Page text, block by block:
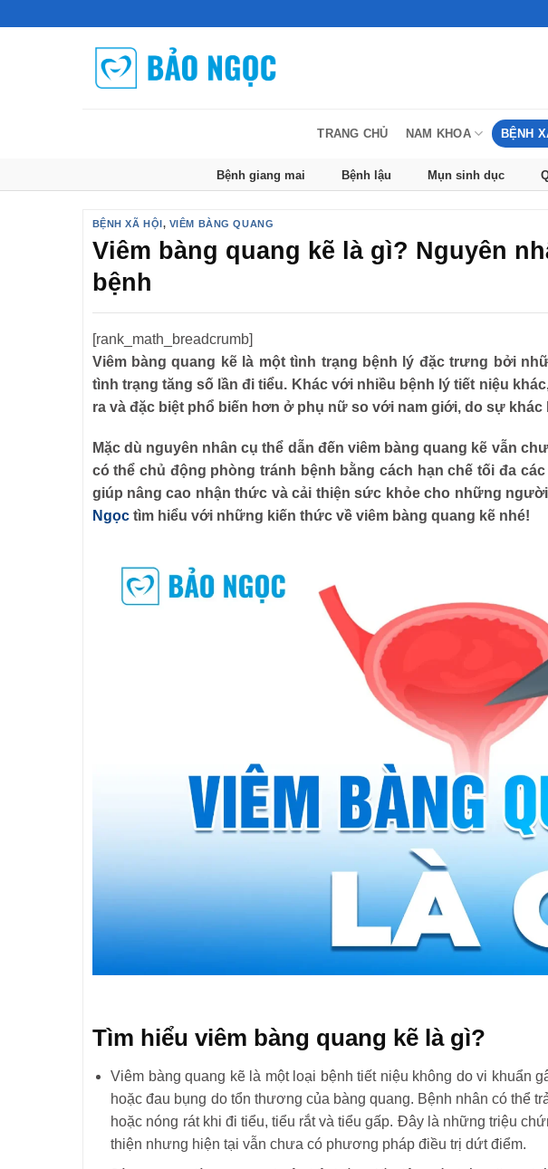
TRANG CHỦ NAM KHOA BỆNH
Bệnh giang mai Bệnh lậu Mụn sinh dục
BỆNH XÃ HỘI, VIÊM BÀNG QUANG
Viêm bàng quang kẽ là gì? Nguyên
bệnh
[rank_math_breadcrumb]
Viêm bàng quang kẽ là một tình trạng bệnh lý đặc trưng bởi
tình trạng tăng số lần đi tiểu. Khác với nhiều bệnh lý tiết niệu
ra và đặc biệt phổ biến hơn ở phụ nữ so với nam giới, do sự
Mặc dù nguyên nhân cụ thể dẫn đến viêm bàng quang kẽ vẫn
có thể chủ động phòng tránh bệnh bằng cách hạn chế tối đa
giúp nâng cao nhận thức và cải thiện sức khỏe cho những
Ngọc tìm hiểu với những kiến thức về viêm bàng quang kẽ nhé!
Tìm hiểu viêm bàng quang kẽ là gì?
Viêm bàng quang kẽ là một loại bệnh tiết niệu không do vi khuẩn
hoặc đau bụng do tổn thương của bàng quang. Bệnh nhân có thể
hoặc nóng rát khi đi tiểu, tiểu rắt và tiểu gấp. Đây là những triệu
thiện nhưng hiện tại vẫn chưa có phương pháp điều trị dứt điểm.